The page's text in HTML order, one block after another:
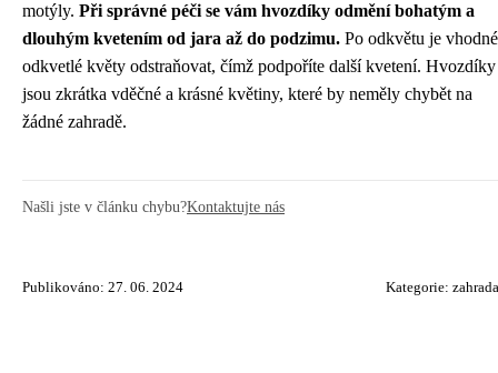
motýly. Při správné péči se vám hvozdíky odmění bohatým a
dlouhým kvetením od jara až do podzimu. Po odkvětu je vhodné
odkvetlé květy odstraňovat, čímž podpoříte další kvetení. Hvozdíky
jsou zkrátka vděčné a krásné květiny, které by neměly chybět na
žádné zahradě.
Našli jste v článku chybu?Kontaktujte nás
Publikováno: 27. 06. 2024 Kategorie: zahrada